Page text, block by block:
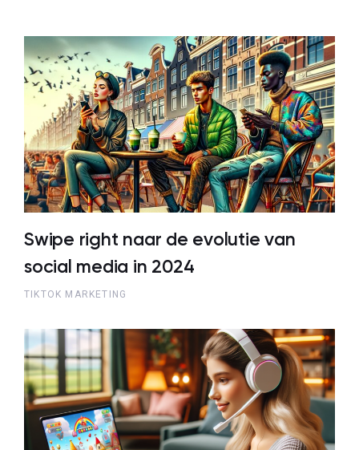
Swipe right naar de evolutie van
social media in 2024
TIKTOK MARKETING